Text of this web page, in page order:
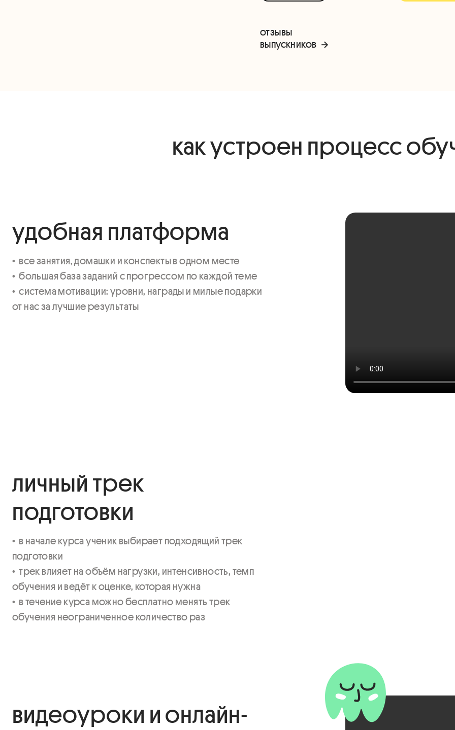
отзывы
выпускников
как устроен процесс
удобная платформа
•  все занятия, домашки и конспекты в одном месте
•  большая база заданий с прогрессом по каждой теме
•  система мотивации: уровни, награды и милые подарки
от нас за лучшие результаты
личный трек
подготовки
•  в начале курса ученик выбирает подходящий трек
подготовки
•  трек влияет на объём нагрузки, интенсивность, темп
обучения и ведёт к оценке, которая нужна
•  в течение курса можно бесплатно менять трек
обучения неограниченное количество раз
видеоуроки и онлайн-